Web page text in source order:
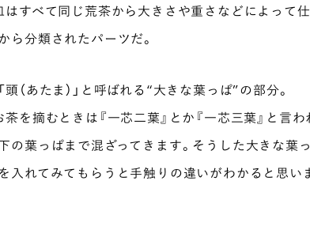
はすべて同じ荒茶から大きさや重さなどによって
ら分類されたパーツだ。
頭（あたま）」と呼ばれる“大きな葉っぱ”の部分。
茶を摘むときは『一芯二葉』とか『一芯三葉』と言
の葉っぱまで混ざってきます。そうした大きな葉
入れてみてもらうと手触りの違いがわかると思い